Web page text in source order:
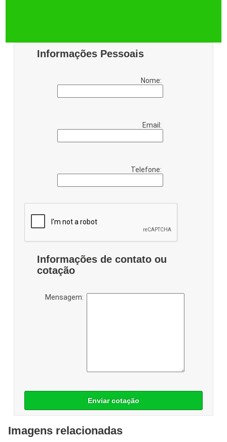
Informações Pessoais
Nome:
Email:
Telefone:
Informações de contato ou
cotação
Mensagem:
Enviar cotação
Imagens relacionadas